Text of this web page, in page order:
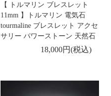
【 トルマリン ブレスレット
11mm 】トルマリン 電気石
tourmaline ブレスレット アクセ
サリー パワーストーン 天然石
18,000円(税込)